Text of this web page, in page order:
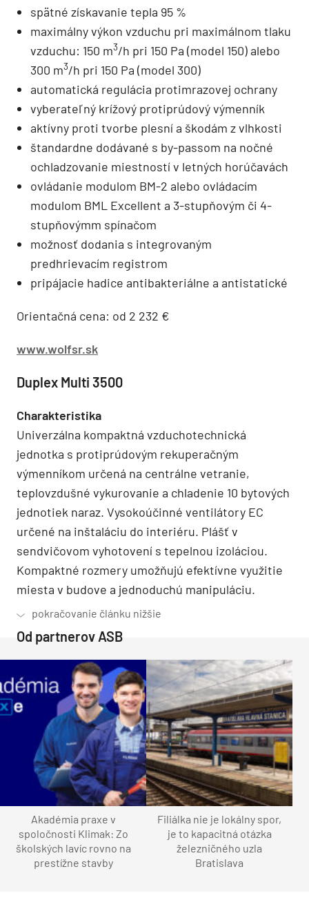
spätné získavanie tepla 95 %
maximálny výkon vzduchu pri maximálnom tlaku
vzduchu: 150 m3/h pri 150 Pa (model 150) alebo
300 m3/h pri 150 Pa (model 300)
automatická regulácia protimrazovej ochrany
vyberateľný krížový protiprúdový výmenník
aktívny proti tvorbe plesní a škodám z vlhkosti
štandardne dodávané s by-passom na nočné
ochladzovanie miestností v letných horúčavách
ovládanie modulom BM-2 alebo ovládacím
modulom BML Excellent a 3-stupňovým či 4-
stupňovýmm spínačom
možnosť dodania s integrovaným
predhrievacím registrom
pripájacie hadice antibakteriálne a antistatické
Orientačná cena: od 2 232 €
www.wolfsr.sk
Duplex Multi 3500
Charakteristika
Univerzálna kompaktná vzduchotechnická
jednotka s protiprúdovým rekuperačným
výmenníkom určená na centrálne vetranie,
teplovzdušné vykurovanie a chladenie 10 bytových
jednotiek naraz. Vysokoúčinné ventilátory EC
určené na inštaláciu do interiéru. Plášť v
sendvičovom vyhotovení s tepelnou izoláciou.
Kompaktné rozmery umožňujú efektívne využitie
miesta v budove a jednoduchú manipuláciu.
Od partnerov ASB
Akadémia praxe v
spoločnosti Klimak: Zo
školských lavíc rovno na
prestížne stavby
Filiálka nie je lokálny spor,
je to kapacitná otázka
železničného uzla
Bratislava